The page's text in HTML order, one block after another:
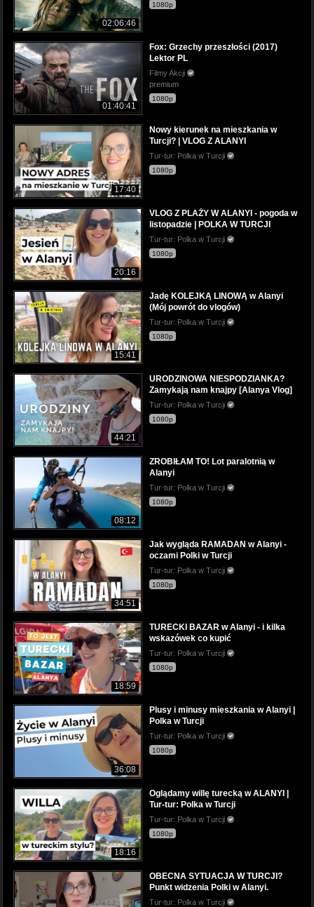
02:06:46
1080p
01:40:41
Fox: Grzechy przeszłości (2017)
Lektor PL
Filmy Akcji
premium
1080p
17:40
Nowy kierunek na mieszkania w
Turcji? | VLOG Z ALANYI
Tur-tur: Polka w Turcji
1080p
20:16
VLOG Z PLAŻY W ALANYI - pogoda w
listopadzie | POLKA W TURCJI
Tur-tur: Polka w Turcji
1080p
15:41
Jadę KOLEJKĄ LINOWĄ w Alanyi
(Mój powrót do vlogów)
Tur-tur: Polka w Turcji
1080p
44:21
URODZINOWA NIESPODZIANKA?
Zamykają nam knajpy [Alanya Vlog]
Tur-tur: Polka w Turcji
1080p
08:12
ZROBIŁAM TO! Lot paralotnią w
Alanyi
Tur-tur: Polka w Turcji
1080p
34:51
Jak wygląda RAMADAN w Alanyi -
oczami Polki w Turcji
Tur-tur: Polka w Turcji
1080p
18:59
TURECKI BAZAR w Alanyi - i kilka
wskazówek co kupić
Tur-tur: Polka w Turcji
1080p
36:08
Plusy i minusy mieszkania w Alanyi |
Polka w Turcji
Tur-tur: Polka w Turcji
1080p
18:16
Oglądamy willę turecką w ALANYI |
Tur-tur: Polka w Turcji
Tur-tur: Polka w Turcji
1080p
OBECNA SYTUACJA W TURCJI?
Punkt widzenia Polki w Alanyi.
Tur-tur: Polka w Turcji